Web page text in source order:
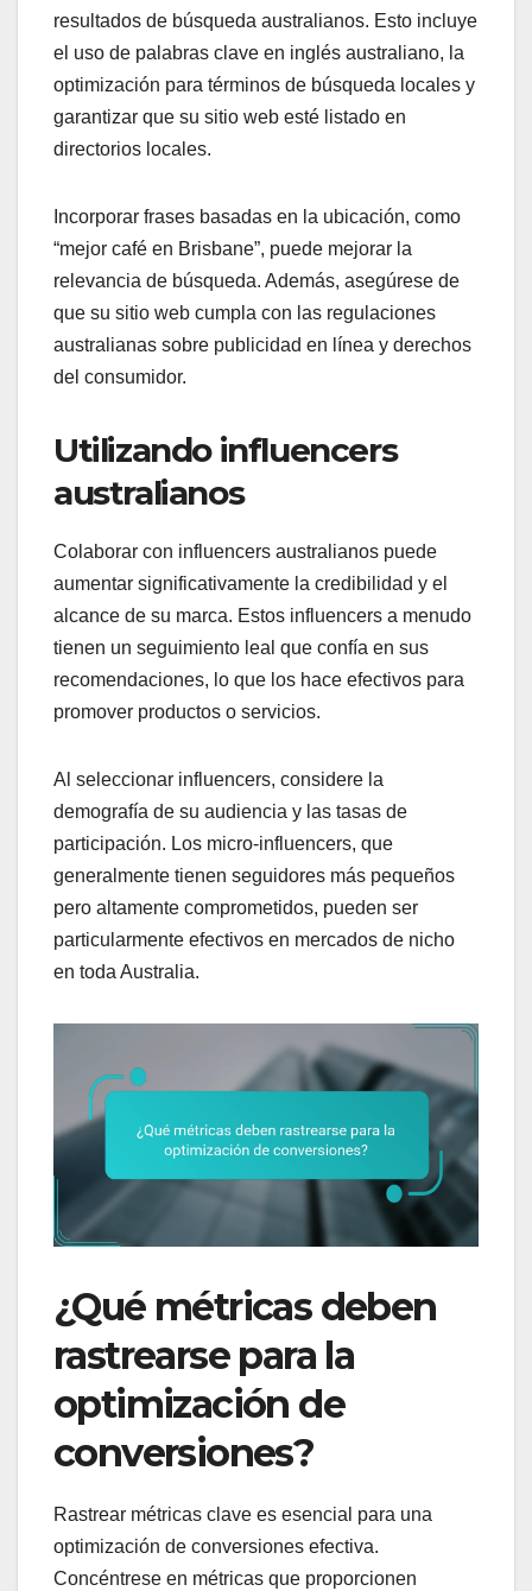
resultados de búsqueda australianos. Esto incluye
el uso de palabras clave en inglés australiano, la
optimización para términos de búsqueda locales y
garantizar que su sitio web esté listado en
directorios locales.
Incorporar frases basadas en la ubicación, como
“mejor café en Brisbane”, puede mejorar la
relevancia de búsqueda. Además, asegúrese de
que su sitio web cumpla con las regulaciones
australianas sobre publicidad en línea y derechos
del consumidor.
Utilizando influencers
australianos
Colaborar con influencers australianos puede
aumentar significativamente la credibilidad y el
alcance de su marca. Estos influencers a menudo
tienen un seguimiento leal que confía en sus
recomendaciones, lo que los hace efectivos para
promover productos o servicios.
Al seleccionar influencers, considere la
demografía de su audiencia y las tasas de
participación. Los micro-influencers, que
generalmente tienen seguidores más pequeños
pero altamente comprometidos, pueden ser
particularmente efectivos en mercados de nicho
en toda Australia.
¿Qué métricas deben
rastrearse para la
optimización de
conversiones?
Rastrear métricas clave es esencial para una
optimización de conversiones efectiva.
Concéntrese en métricas que proporcionen